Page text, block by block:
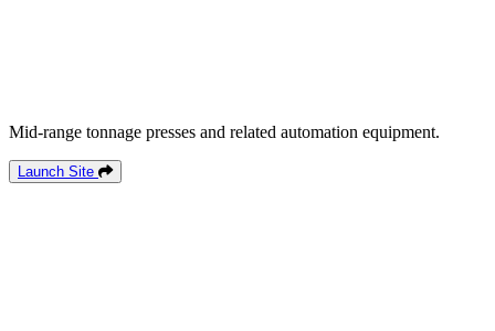
Mid-range tonnage presses and related automation equipment.
Launch Site